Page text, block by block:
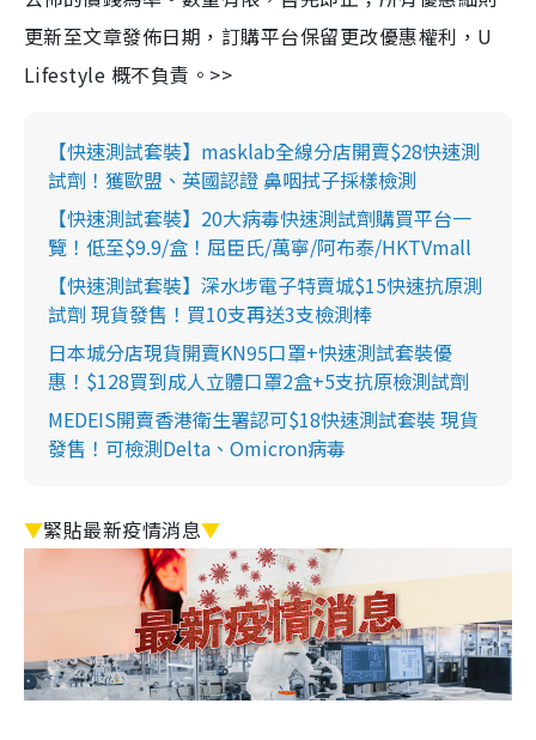
更新至文章發佈日期，訂購平台保留更改優惠權利，U
Lifestyle 概不負責。>>
【快速測試套裝】masklab全線分店開賣$28快速測
試劑！獲歐盟、英國認證 鼻咽拭子採樣檢測
【快速測試套裝】20大病毒快速測試劑購買平台一
覽！低至$9.9/盒！屈臣氏/萬寧/阿布泰/HKTVmall
【快速測試套裝】深水埗電子特賣城$15快速抗原測
試劑 現貨發售！買10支再送3支檢測棒
日本城分店現貨開賣KN95口罩+快速測試套裝優
惠！$128買到成人立體口罩2盒+5支抗原檢測試劑
MEDEIS開賣香港衛生署認可$18快速測試套裝 現貨
發售！可檢測Delta、Omicron病毒
▼緊貼最新疫情消息▼